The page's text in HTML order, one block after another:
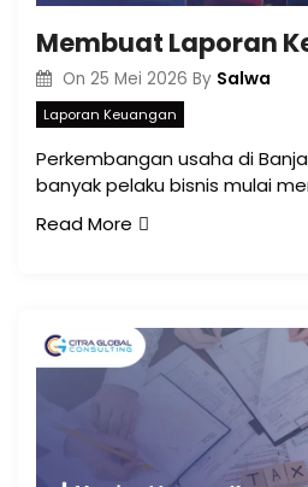
On 25 Mei 2026 By Salwa
Laporan Keuangan
Perkembangan usaha di
banyak pelaku bisnis mulai
Read More